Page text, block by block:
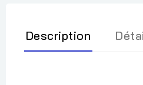
Description